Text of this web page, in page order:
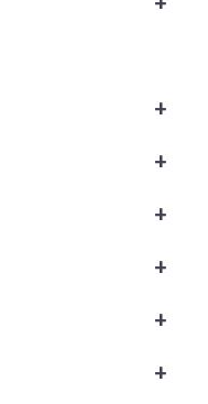
+
+
+
+
+
+